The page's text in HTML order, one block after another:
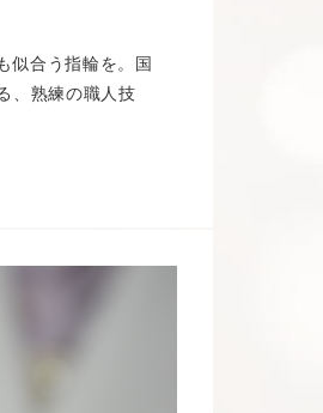
似合う指輪を。国
、熟練の職人技